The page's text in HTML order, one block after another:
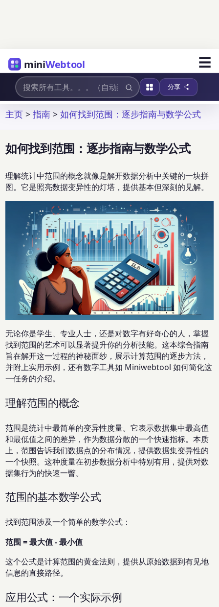
miniWebtool ☰
分享
主页 >指南 >如何找到范围：逐步指南与数学公式
如何找到范围：逐步指南与数学公式
理解统计中范围的概念就像是解开数据分析中关键的一块拼
图。它是照亮数据变异性的灯塔，提供基本但深刻的见解。
无论你是学生、专业人士，还是对数字有好奇心的人，掌握
找到范围的艺术可以显著提升你的分析技能。这本综合指南
旨在解开这一过程的神秘面纱，展示计算范围的逐步方法，
并附上实用示例，还有数字工具如 Miniwebtool 如何简化这
一任务的介绍。
理解范围的概念
范围是统计中最简单的变异性度量。它表示数据集中最高值
和最低值之间的差异，作为数据分散的一个快速指标。本质
上，范围告诉我们数据点的分布情况，提供数据集变异性的
一个快照。这种度量在初步数据分析中特别有用，提供对数
据集行为的快速一瞥。
范围的基本数学公式
找到范围涉及一个简单的数学公式：
范围 = 最大值 - 最小值
这个公式是计算范围的黄金法则，提供从原始数据到有见地
信息的直接路径。
应用公式：一个实际示例